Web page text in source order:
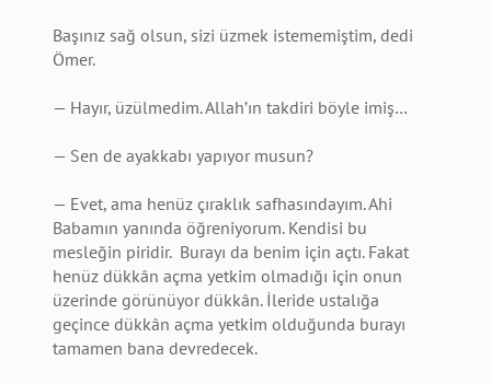
Başınız sağ olsun, sizi üzmek istememiştim, dedi
Ömer.
— Hayır, üzülmedim. Allah’ın takdiri böyle imiş…
— Sen de ayakkabı yapıyor musun?
— Evet, ama henüz çıraklık safhasındayım. Ahi
Babamın yanında öğreniyorum. Kendisi bu
mesleğin piridir. Burayı da benim için açtı. Fakat
henüz dükkân açma yetkim olmadığı için onun
üzerinde görünüyor dükkân. İleride ustalığa
geçince dükkân açma yetkim olduğunda burayı
tamamen bana devredecek.